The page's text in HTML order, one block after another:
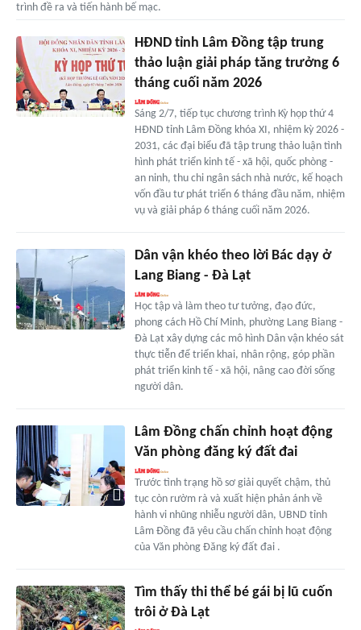
trình đề ra và tiến hành bế mạc.
HĐND tỉnh Lâm Đồng tập trung
thảo luận giải pháp tăng trưởng 6
tháng cuối năm 2026
Sáng 2/7, tiếp tục chương trình Kỳ họp thứ 4
HĐND tỉnh Lâm Đồng khóa XI, nhiệm kỳ 2026 -
2031, các đại biểu đã tập trung thảo luận tình
hình phát triển kinh tế - xã hội, quốc phòng -
an ninh, thu chi ngân sách nhà nước, kế hoạch
vốn đầu tư phát triển 6 tháng đầu năm, nhiệm
vụ và giải pháp 6 tháng cuối năm 2026.
Dân vận khéo theo lời Bác dạy ở
Lang Biang - Ðà Lạt
Học tập và làm theo tư tưởng, đạo đức,
phong cách Hồ Chí Minh, phường Lang Biang -
Đà Lạt xây dựng các mô hình Dân vận khéo sát
thực tiễn để triển khai, nhân rộng, góp phần
phát triển kinh tế - xã hội, nâng cao đời sống
người dân.
Lâm Đồng chấn chỉnh hoạt động
Văn phòng đăng ký đất đai
Trước tình trạng hồ sơ giải quyết chậm, thủ
tục còn rườm rà và xuất hiện phản ánh về
hành vi nhũng nhiễu người dân, UBND tỉnh
Lâm Đồng đã yêu cầu chấn chỉnh hoạt động
của Văn phòng Đăng ký đất đai .
Tìm thấy thi thể bé gái bị lũ cuốn
trôi ở Đà Lạt